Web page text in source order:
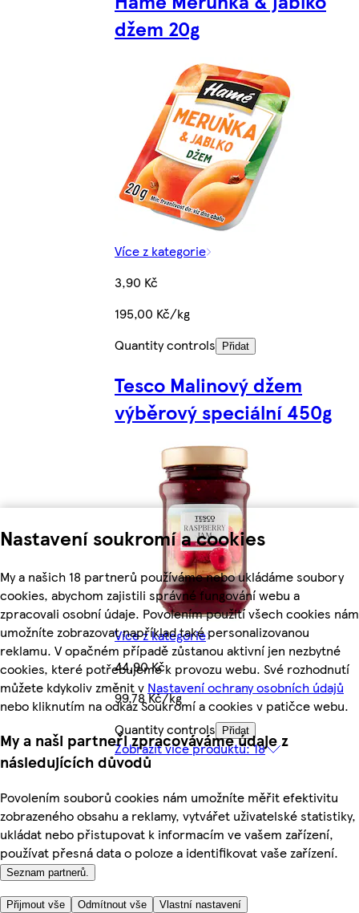
Nastavení soukromí a cookies
My a našich 18 partnerů používáme nebo ukládáme soubory
cookies, abychom zajistili správné fungování webu a
zpracovali osobní údaje. Povolením použití všech cookies nám
umožníte zobrazovat například také personalizovanou
reklamu. V opačném případě zůstanou aktivní jen nezbytné
cookies, které potřebujeme k provozu webu. Své rozhodnutí
můžete kdykoliv změnit v Nastavení ochrany osobních údajů
nebo kliknutím na odkaz Soukromí a cookies v patičce webu.
My a naši partneři zpracováváme údaje z
následujících důvodů
Povolením souborů cookies nám umožníte měřit efektivitu
zobrazeného obsahu a reklamy, vytvářet uživatelské statistiky,
ukládat nebo přistupovat k informacím ve vašem zařízení,
používat přesná data o poloze a identifikovat vaše zařízení.
Seznam partnerů.
Přijmout vše Odmítnout vše Vlastní nastavení
džem 20g
Více z kategorie
3,90 Kč
195,00 Kč/kg
Quantity controls
Přidat
Tesco Malinový džem
výběrový speciální 450g
Více z kategorie
44,90 Kč
99,78 Kč/kg
Quantity controls
Přidat
Zobrazit více produktů: 18